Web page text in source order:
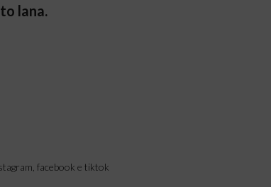
lana.
, facebook e tiktok